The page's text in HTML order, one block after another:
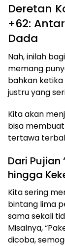
Deretan
+62:
Dada
Nah, inilah
memang
bahkan
justru yang
Kita akan
bisa
tertawa
Dari Pujian
hingga
Kita sering
bintang lima
sama sekali
Misalnya,
dicoba,